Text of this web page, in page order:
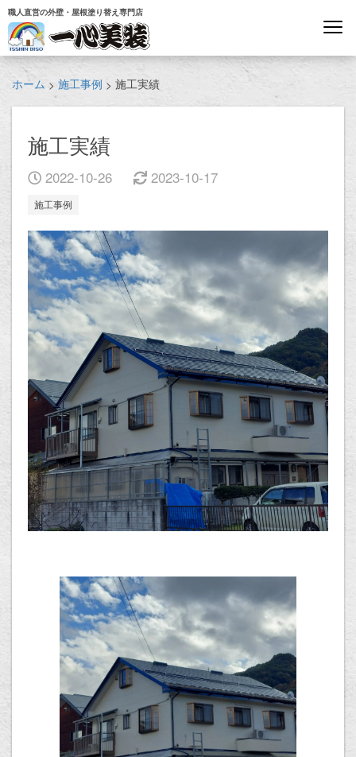
職人直営の外壁・屋根塗り替え専門店
ホーム > 施工事例 > 施工実績
施工実績
2022-10-26 2023-10-17
施工事例